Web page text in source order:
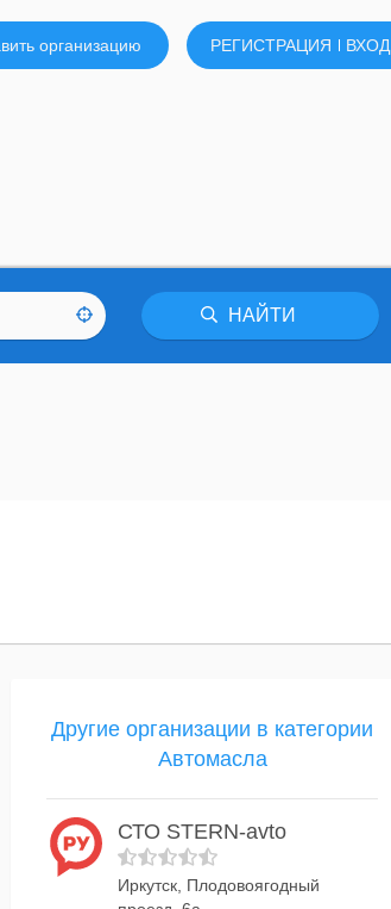
организацию РЕГИСТРАЦИЯ ВХОД
НАЙТИ
Другие организации в категории
Автомасла
СТО STERN-avto
Иркутск, Плодовоягодный